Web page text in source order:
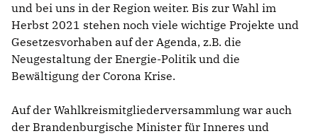
und bei uns in der Region weiter. Bis zur Wahl im
Herbst 2021 stehen noch viele wichtige Projekte und
Gesetzesvorhaben auf der Agenda, z.B. die
Neugestaltung der Energie-Politik und die
Bewältigung der Corona Krise.
Auf der Wahlkreismitgliederversammlung war auch
der Brandenburgische Minister für Inneres und